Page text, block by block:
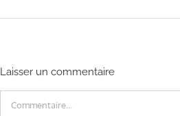
Laisser un commentaire